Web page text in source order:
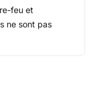
feu et
ne sont pas